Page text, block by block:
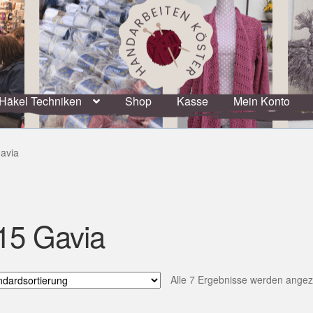
Häkel Techniken Shop Kasse Mein Konto
Gavia
Alle 7 Ergebnisse werden